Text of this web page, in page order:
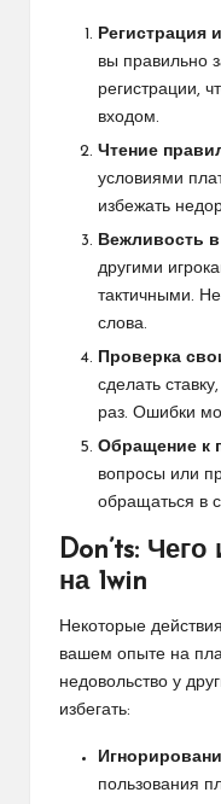
Регистрация
вы правильно
регистрации,
входом.
Чтение
условиями
избежать
Вежливость
другими
тактичными.
слова.
Проверка
сделать
раз. Ошибки
Обращение к
вопросы или
обращаться в
Don’ts:
на 1win
Некоторые
вашем опыте на
недовольство у
избегать:
пользования